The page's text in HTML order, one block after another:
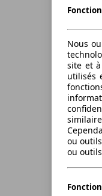
Nous
site et
utilisés
ou
ou